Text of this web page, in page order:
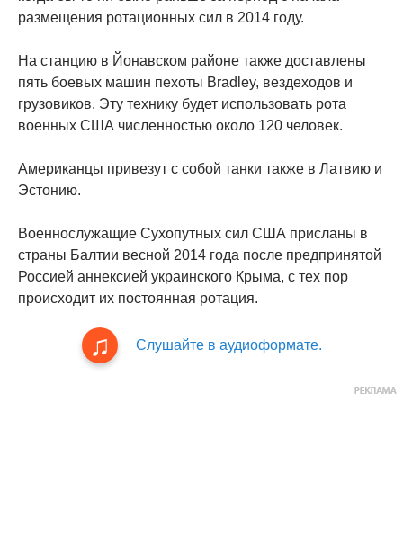
размещения ротационных сил в 2014 году.
На станцию в Йонавском районе также доставлены
пять боевых машин пехоты Bradley, вездеходов и
грузовиков. Эту технику будет использовать рота
военных США численностью около 120 человек.
Американцы привезут с собой танки также в Латвию и
Эстонию.
Военнослужащие Сухопутных сил США присланы в
страны Балтии весной 2014 года после предпринятой
Россией аннексией украинского Крыма, с тех пор
происходит их постоянная ротация.
Слушайте в аудиоформате.